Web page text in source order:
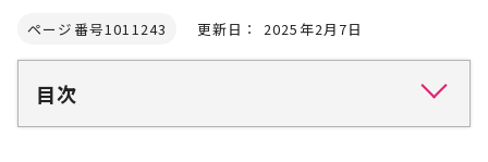
ページ番号1011243 更新日： 2025年2月7日
目次